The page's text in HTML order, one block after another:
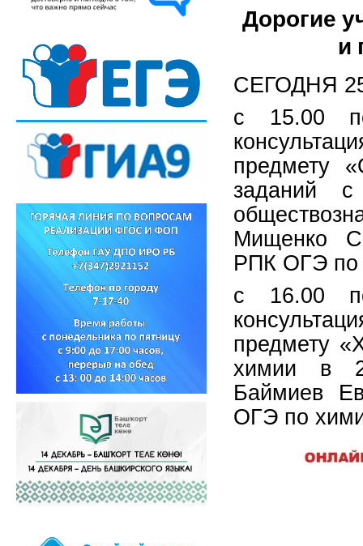
Дорогие
и
СЕГОДНЯ
с 15.00
предмету
заданий
Мищенко
РПК ОГЭ по
с 16.00
предмету
химии в
Баймиев
ОГЭ по